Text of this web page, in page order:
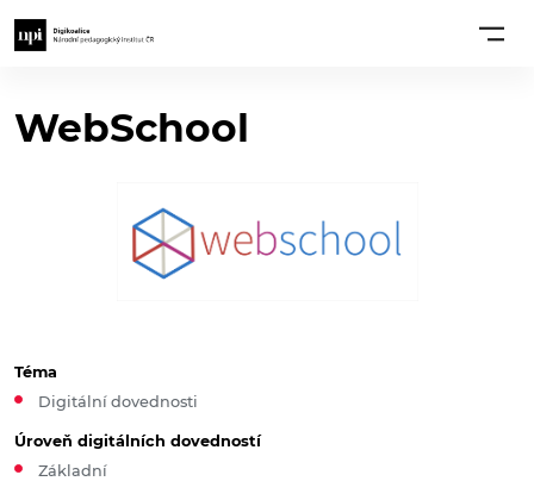
WebSchool
Téma
Digitální dovednosti
Úroveň digitálních dovedností
Základní